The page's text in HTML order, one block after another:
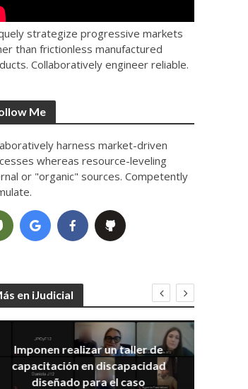
strategize progressive markets
than frictionless manufactured
Collaboratively engineer reliable.
Me
harness market-driven
whereas resource-leveling
or "organic" sources. Competently
en iJudicial
Imponen realizar un taller de
capacitación en discapacidad
diseñado para el caso